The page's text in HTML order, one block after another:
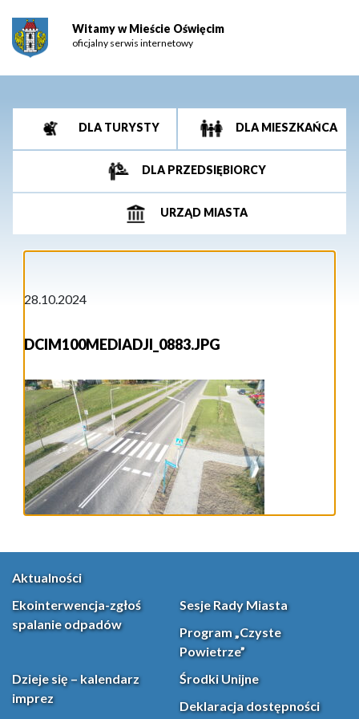
Witamy w Mieście Oświęcim
oficjalny serwis internetowy
DLA TURYSTY DLA MIESZKAŃCA
DLA PRZEDSIĘBIORCY
URZĄD MIASTA
28.10.2024
DCIM100MEDIADJI_0883.JPG
Aktualności
Ekointerwencja-zgłoś
spalanie odpadów
Sesje Rady Miasta
Program „Czyste
Powietrze”
Dzieje się – kalendarz
imprez
Środki Unijne
Deklaracja dostępności